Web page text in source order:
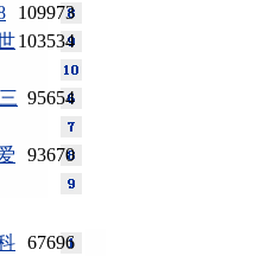
109973
103534
95654
93670
67696